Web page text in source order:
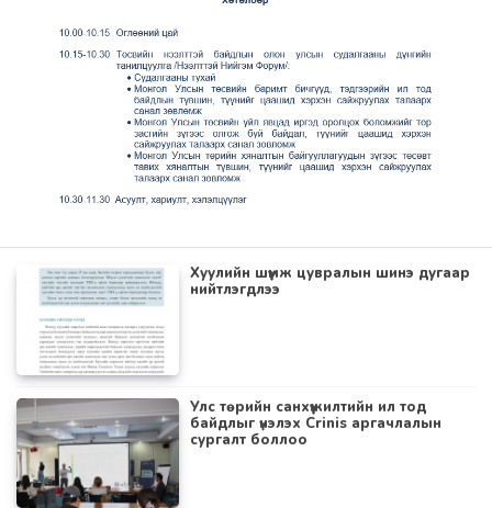
Хуулийн шүүмж цувралын шинэ дугаар
нийтлэгдлээ
Улс төрийн санхүүжилтийн ил тод
байдлыг үнэлэх Crinis аргачлалын
сургалт боллоо